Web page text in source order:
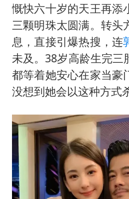
“梅姨”
慨快六十岁的天王再添
三颗明珠太圆满。转头
息，直接引爆热搜，连
未及。38岁高龄生完三
都等着她安心在家当豪
没想到她会以这种方式